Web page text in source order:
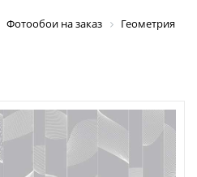
Фотообои на заказ
Геометрия